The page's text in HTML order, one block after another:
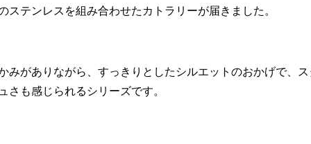
ステンレスを組み合わせたカトラリーが届きました。
みがありながら、すっきりとしたシルエットのおかげで、
さも感じられるシリーズです。